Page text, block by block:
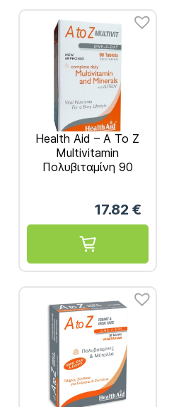
Health Aid – A To Z
Multivitamin
Πολυβιταμίνη 90
17.82 €